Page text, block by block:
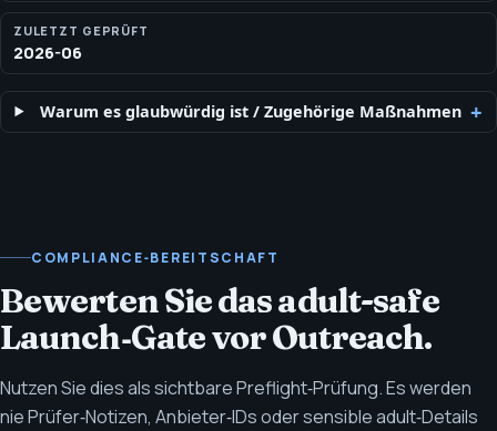
ZULETZT GEPRÜFT
2026-06
Warum es glaubwürdig ist /Zugehörige Maßnahmen
COMPLIANCE‑BEREITSCHAFT
Bewerten Sie das adult-safe
Launch‑Gate vor Outreach.
Nutzen Sie dies als sichtbare Preflight‑Prüfung. Es werden
nie Prüfer‑Notizen, Anbieter‑IDs oder sensible adult‑Details